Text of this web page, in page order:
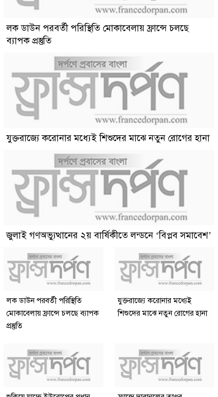
লক ডাউন পরবর্তী পরিস্থিতি মোকাবেলায় ফ্রান্সে চলছে
ব্যাপক প্রস্তুতি
যুক্তরাজ্যে করোনার মধ্যেই শিশুদের মাঝে নতুন রোগের হানা
জুলাই গণঅভ্যুত্থানের ২য় বার্ষিকীতে লন্ডনে ‘বিপ্লব সমাবেশ’
লক ডাউন পরবর্তী পরিস্থিতি
মোকাবেলায় ফ্রান্সে চলছে ব্যাপক
প্রস্তুতি
যুক্তরাজ্যে করোনার মধ্যেই
শিশুদের মাঝে নতুন রোগের হানা